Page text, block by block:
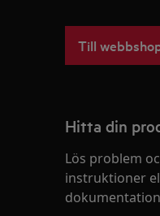
Till
Hitta din
Lös problem
instruktioner